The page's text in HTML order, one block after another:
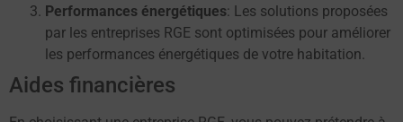
Performances énergétiques: Les solutions proposées
par les entreprises RGE sont optimisées pour améliorer
les performances énergétiques de votre habitation.
Aides financières